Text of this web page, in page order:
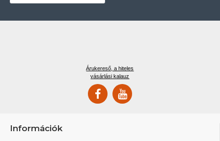
Árukereső, a hiteles
vásárlási kalauz
Információk